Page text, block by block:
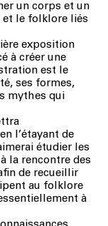
un corps et un
et le folklore liés
exposition
à créer une
est le
ses formes,
mythes qui
l’étayant de
étudier les
la rencontre des
de recueillir
au folklore
à